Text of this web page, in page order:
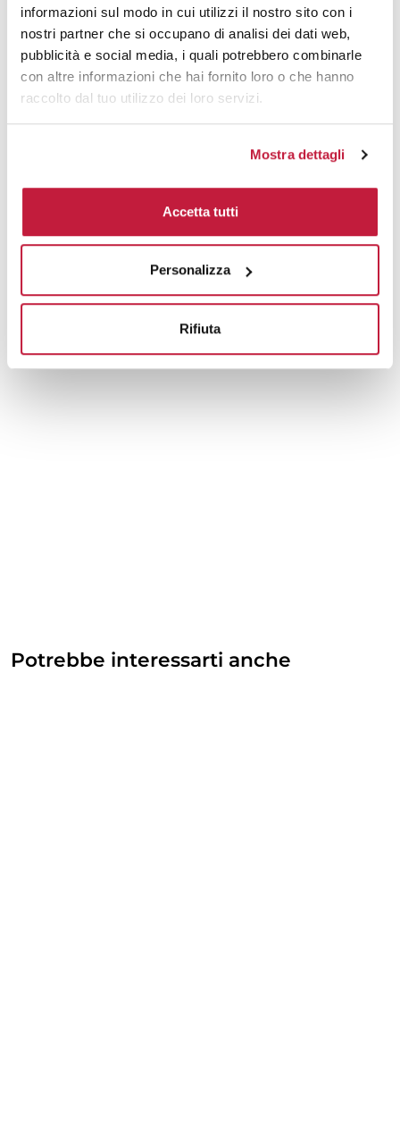
informazioni sul modo in cui utilizzi il nostro sito con i
nostri partner che si occupano di analisi dei dati web,
pubblicità e social media, i quali potrebbero combinarle
con altre informazioni che hai fornito loro o che hanno
raccolto dal tuo utilizzo dei loro servizi.
Mostra dettagli
Accetta tutti
Personalizza
Rifiuta
Prodotti alternativi
Potrebbe interessarti anche